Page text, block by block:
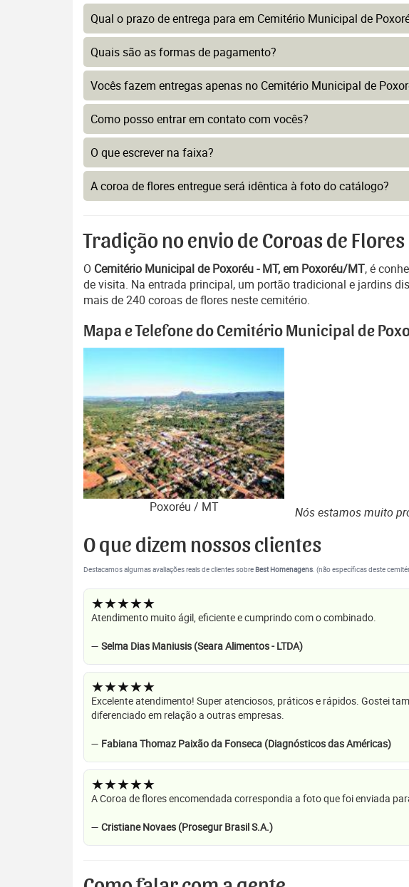
Qual o prazo de entrega para em Cemitério Municipal de
Quais são as formas de pagamento?
Vocês fazem entregas apenas no Cemitério Municipal de
Como posso entrar em contato com vocês?
O que escrever na faixa?
A coroa de flores entregue será idêntica à foto do catálogo?
Tradição no envio de Coroas de
O Cemitério Municipal de Poxoréu - MT, em Poxoréu/MT, é
de visita. Na entrada principal, um portão tradicional e jardins
mais de 240 coroas de flores neste cemitério.
Mapa e Telefone do Cemitério Municipal de
Poxoréu / MT Nós estamos muito
O que dizem nossos clientes
Destacamos algumas avaliações reais de clientes sobreBest Homenagens. (não específicas deste
★★★★★
Atendimento muito ágil, eficiente e cumprindo com o combinado.
— Selma Dias Maniusis (Seara Alimentos - LTDA)
★★★★★
Excelente atendimento! Super atenciosos, práticos e rápidos. Gostei
diferenciado em relação a outras empresas.
— Fabiana Thomaz Paixão da Fonseca (Diagnósticos das Américas)
★★★★★
A Coroa de flores encomendada correspondia a foto que foi enviada
— Cristiane Novaes (Prosegur Brasil S.A.)